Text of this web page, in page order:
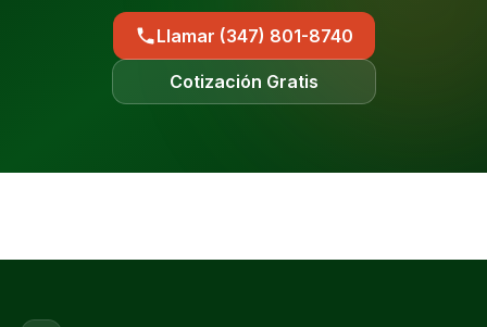
Llamar (347) 801-8740
Cotización Gratis